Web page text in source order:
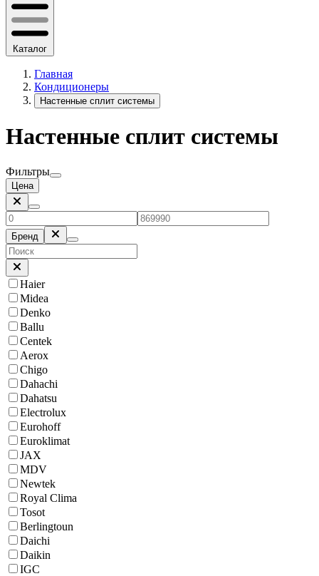
Каталог
Главная
Кондиционеры
Настенные сплит системы
Настенные сплит системы
Фильтры
Цена
Бренд
Haier
Midea
Denko
Ballu
Centek
Aerox
Chigo
Dahachi
Dahatsu
Electrolux
Eurohoff
Euroklimat
JAX
MDV
Newtek
Royal Clima
Tosot
Berlingtoun
Daichi
Daikin
IGC